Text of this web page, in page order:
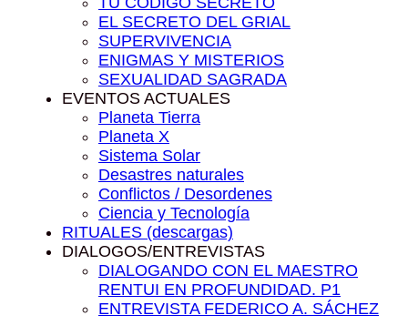
EL SECRETO DEL GRIAL
SUPERVIVENCIA
ENIGMAS Y MISTERIOS
SEXUALIDAD SAGRADA
EVENTOS ACTUALES
Planeta Tierra
Planeta X
Sistema Solar
Desastres naturales
Conflictos / Desordenes
Ciencia y Tecnología
RITUALES (descargas)
DIALOGOS/ENTREVISTAS
DIALOGANDO CON EL MAESTRO
RENTUI EN PROFUNDIDAD. P1
ENTREVISTA FEDERICO A. SÁCHEZ